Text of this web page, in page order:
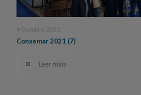
8 Outubro, 2021
Conxemar 2021 (7)
Leer máis